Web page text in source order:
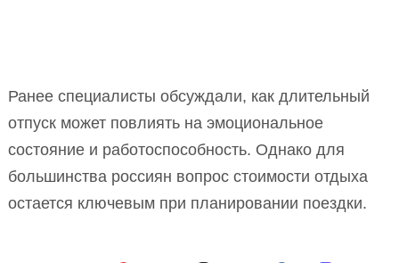
Ранее специалисты обсуждали, как длительный
отпуск может повлиять на эмоциональное
состояние и работоспособность. Однако для
большинства россиян вопрос стоимости отдыха
остается ключевым при планировании поездки.